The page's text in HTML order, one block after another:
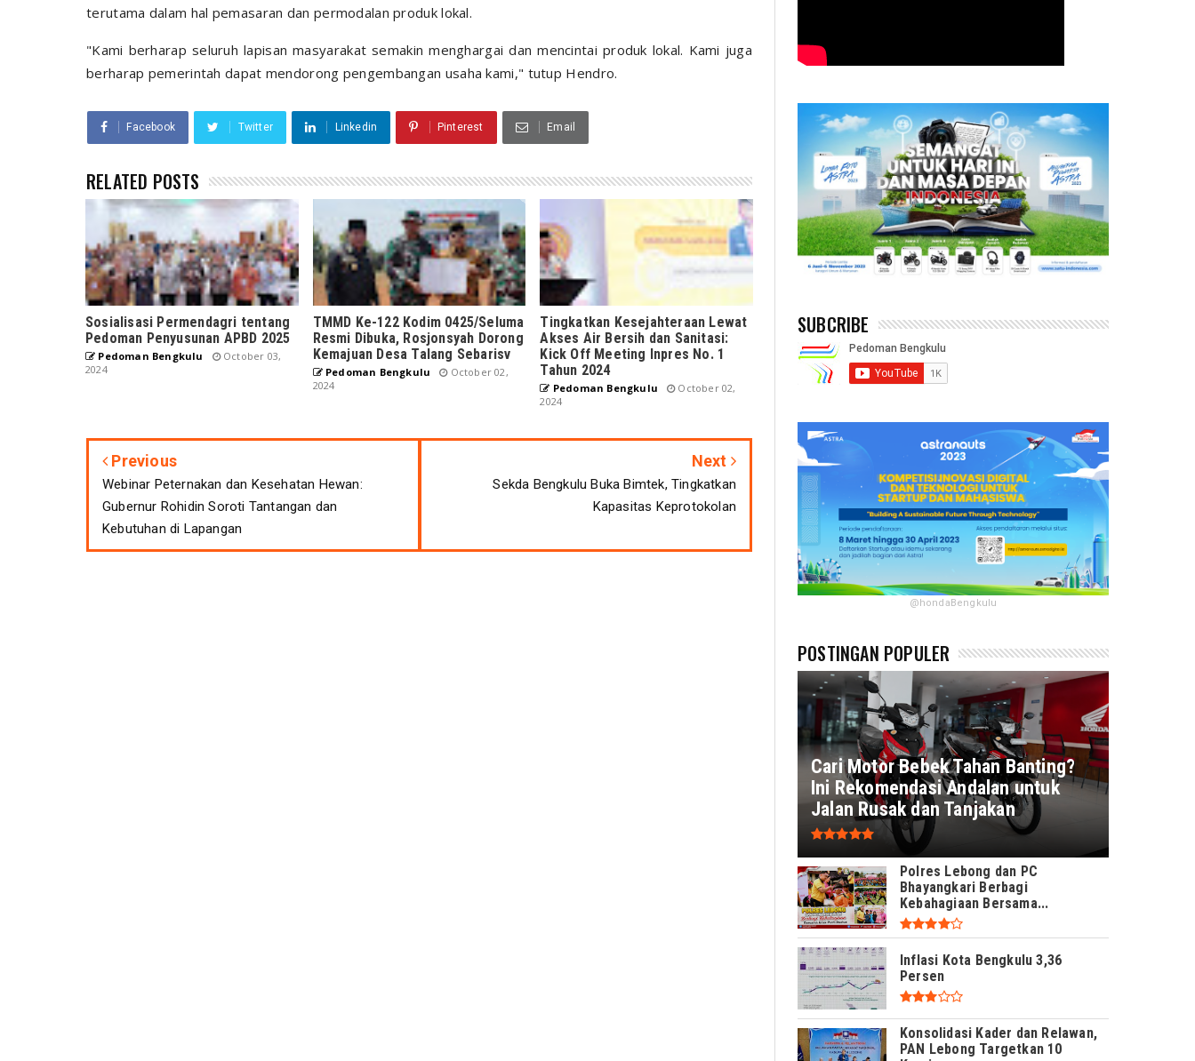
terutama dalam hal pemasaran dan permodalan produk lokal.
"Kami berharap seluruh lapisan masyarakat semakin menghargai dan mencintai produk lokal. Kami juga
berharap pemerintah dapat mendorong pengembangan usaha kami," tutup Hendro.
Facebook Twitter Linkedin Pinterest Email
RELATED POSTS
Sosialisasi Permendagri tentang
Pedoman Penyusunan APBD 2025
Pedoman Bengkulu
October 03,
2024
TMMD Ke-122 Kodim 0425/Seluma
Resmi Dibuka, Rosjonsyah Dorong
Kemajuan Desa Talang Sebarisv
Pedoman Bengkulu
October 02,
2024
Tingkatkan Kesejahteraan Lewat
Akses Air Bersih dan Sanitasi:
Kick Off Meeting Inpres No. 1
Tahun 2024
Pedoman Bengkulu
October 02,
2024
Previous
Webinar Peternakan dan Kesehatan Hewan:
Gubernur Rohidin Soroti Tantangan dan
Kebutuhan di Lapangan
Next
Sekda Bengkulu Buka Bimtek, Tingkatkan
Kapasitas Keprotokolan
SUBCRIBE
@hondaBengkulu
POSTINGAN POPULER
Cari Motor Bebek Tahan Banting?
Ini Rekomendasi Andalan untuk
Jalan Rusak dan Tanjakan
Polres Lebong dan PC
Bhayangkari Berbagi
Kebahagiaan Bersama...
Inflasi Kota Bengkulu 3,36
Persen
Konsolidasi Kader dan Relawan,
PAN Lebong Targetkan 10